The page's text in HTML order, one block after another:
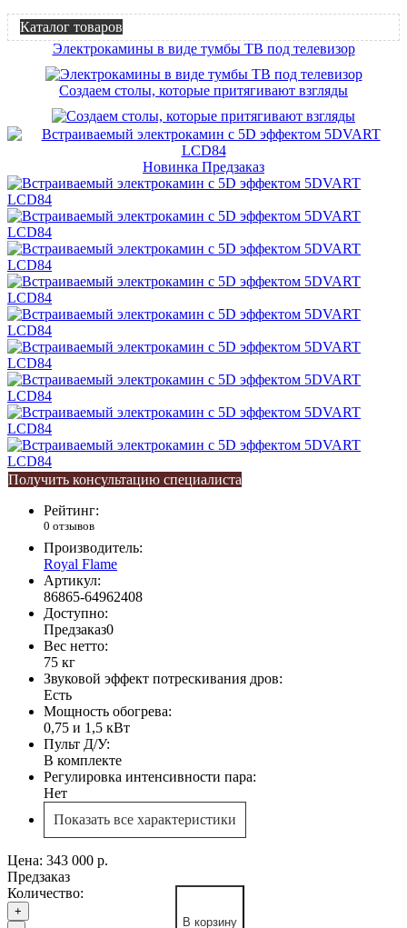
Каталог товаров
Электрокамины в виде тумбы ТВ под телевизор
Создаем столы, которые притягивают взгляды
Новинка Предзаказ
Получить консультацию специалиста
Рейтинг:
0 отзывов
Производитель:
Royal Flame
Артикул:
86865-64962408
Доступно:
Предзаказ0
Вес нетто:
75 кг
Звуковой эффект потрескивания дров:
Есть
Мощность обогрева:
0,75 и 1,5 кВт
Пульт Д/У:
В комплекте
Регулировка интенсивности пара:
Нет
Показать все характеристики
Цена: 343 000 р.
Предзаказ
Количество:
+
В корзину